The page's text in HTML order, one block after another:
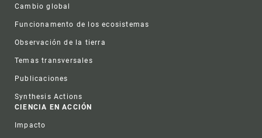
Cambio global
Funcionamento de los ecosistemas
Observación de la tierra
Temas transversales
Publicaciones
Synthesis Actions
CIENCIA EN ACCIÓN
Impacto